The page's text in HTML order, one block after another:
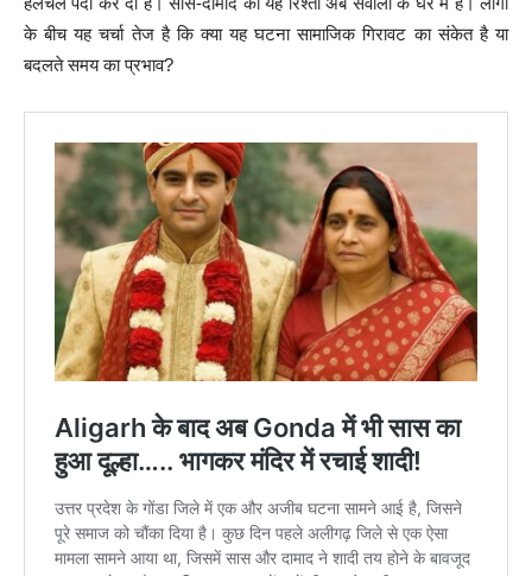
के बीच यह चर्चा तेज है कि क्या यह घटना सामाजिक गिरावट का संकेत है या
बदलते समय का प्रभाव?